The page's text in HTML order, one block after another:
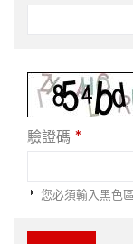
驗證碼 *
您必須輸入黑色